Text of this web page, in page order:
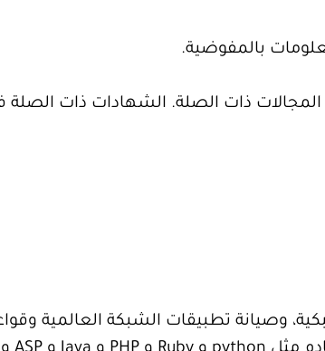
بالمفوضية.
المجالات ذات الصلة. الشهادات ذات
وصيانة تطبيقات الشبكة العالمية